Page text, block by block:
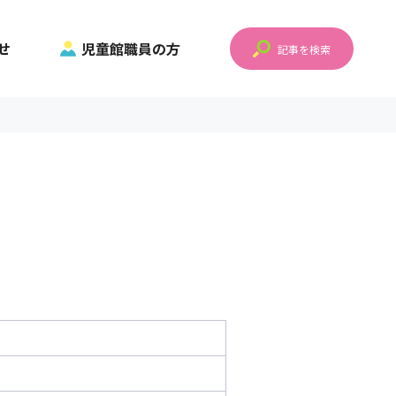
児童館職員の方 記事を検索